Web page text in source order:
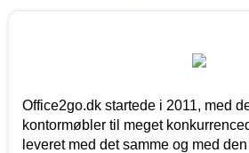
Office2go.dk startede i 2011, med
kontormøbler til meget
leveret med det samme og med